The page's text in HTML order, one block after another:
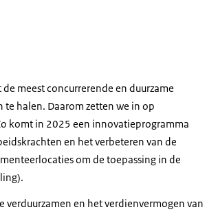
meest concurrerende en duurzame
halen. Daarom zetten we in op
komt in 2025 een innovatieprogramma
en het verbeteren van de
om de toepassing in de
en het verdienvermogen van